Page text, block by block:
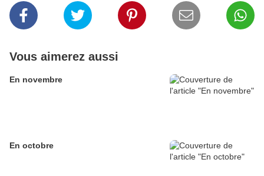
Vous aimerez aussi
En novembre
En octobre